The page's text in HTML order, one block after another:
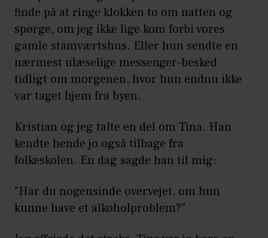
finde på at ringe klokken to om natten og
spørge, om jeg ikke lige kom forbi vores
gamle stamværtshus. Eller hun sendte en
nærmest ulæselige messenger-besked
tidligt om morgenen, hvor hun endnu ikke
var taget hjem fra byen.
Kristian og jeg talte en del om Tina. Han
kendte hende jo også tilbage fra
folkeskolen. En dag sagde han til mig:
"Har du nogensinde overvejet, om hun
kunne have et alkoholproblem?"